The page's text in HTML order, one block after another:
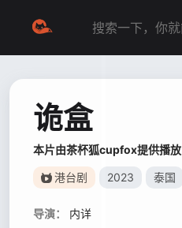
诡盒
本片由茶杯狐cupfox提供播放
港台剧 2023 泰国
导演：
内详